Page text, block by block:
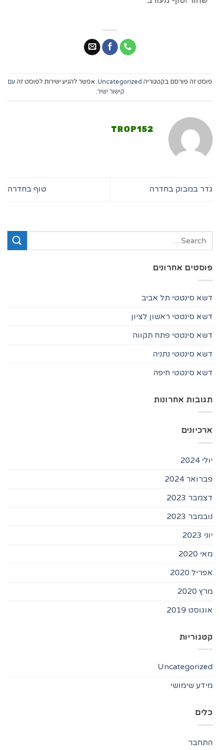
פוסט זה פורסם בקטגוריה Uncategorized. אפשר להגיע ישירות לפוסט זה עם
קישור ישיר.
TROP152
גדר במבוק בחדרה טוף בחדרה
פוסטים אחרונים
דשא סינטטי תל אביב
דשא סינטטי ראשון לציון
דשא סינטטי פתח תקווה
דשא סינטטי נתניה
דשא סינטטי חיפה
תגובות אחרונות
ארכיונים
יולי 2024
פברואר 2024
דצמבר 2023
נובמבר 2023
יוני 2023
מאי 2020
אפריל 2020
מרץ 2020
אוגוסט 2019
קטגוריות
Uncategorized
מידע שימושי
כלים
התחבר